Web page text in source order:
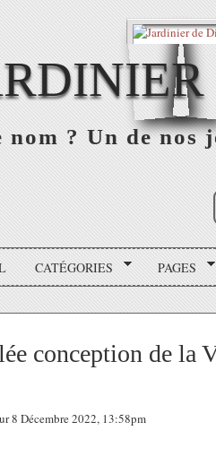
nom ? Un de nos
CATÉGORIES PAGES
conception de la
8 Décembre 2022, 13:58pm